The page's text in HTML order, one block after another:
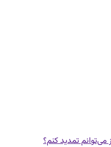
تمدید کنم؟